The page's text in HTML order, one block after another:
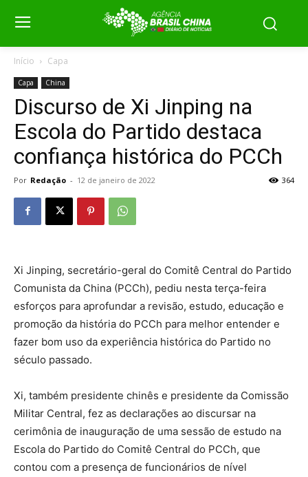
Início Capa
Capa China
Discurso de Xi Jinping na
Escola do Partido destaca
confiança histórica do PCCh
Por Redação - 12 de janeiro de 2022 364
Xi Jinping, secretário-geral do Comitê Central do Partido
Comunista da China (PCCh), pediu nesta terça-feira
esforços para aprofundar a revisão, estudo, educação e
promoção da história do PCCh para melhor entender e
fazer bom uso da experiência histórica do Partido no
século passado.
Xi, também presidente chinês e presidente da Comissão
Militar Central, fez as declarações ao discursar na
cerimônia de inauguração de uma sessão de estudo na
Escola do Partido do Comitê Central do PCCh, que
contou com a presença de funcionários de nível